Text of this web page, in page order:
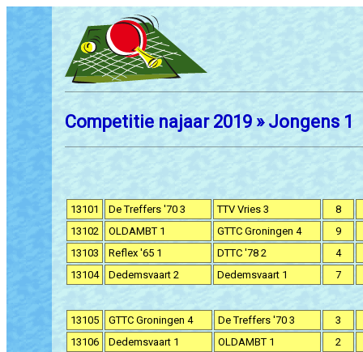
Competitie najaar 2019 » Jongens 1
13101 De Treffers '70 3 TTV Vries 3
8
13102
OLDAMBT 1 GTTC Groningen 4
9
13103
Reflex '65 1 DTTC '78 2
4
13104
Dedemsvaart 2 Dedemsvaart 1 7
13105 GTTC Groningen 4 De Treffers '70 3
3
13106
Dedemsvaart 1 OLDAMBT 1
2